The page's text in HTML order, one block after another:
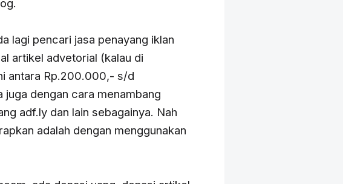
lagi pencari jasa penayang iklan
artikel advetorial (kalau di
antara Rp.200.000,- s/d
dengan cara menambang
adf.ly dan lain sebagainya. Nah
adalah dengan menggunakan